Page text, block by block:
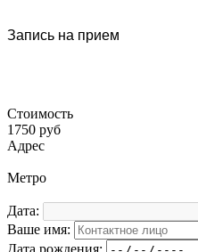
Запись на прием
Стоимость
1750 руб
Адрес
Метро
Дата:
Ваше имя: